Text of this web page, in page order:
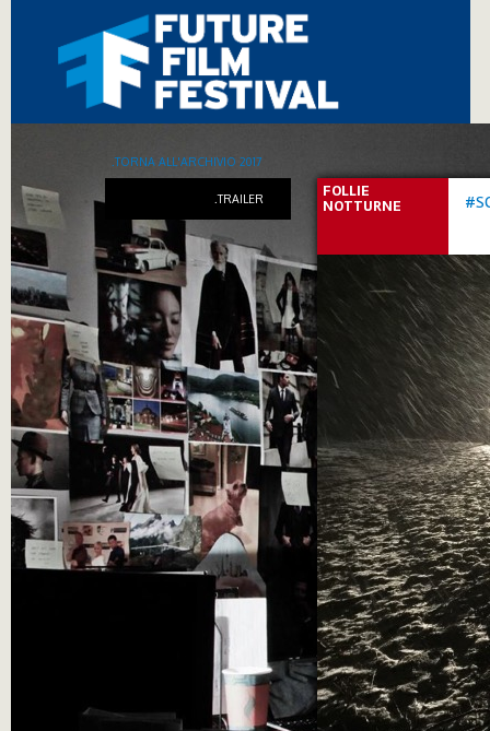
FOLLIE
NOTTURNE
.TORNA ALL'ARCHIVIO 2017
.TRAILER